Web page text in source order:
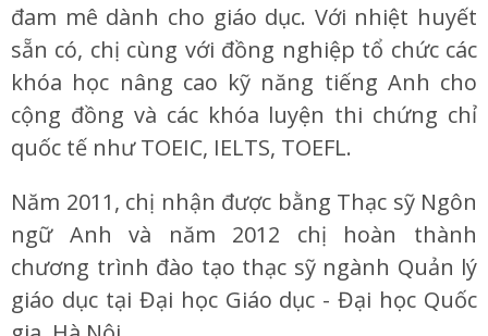
đam mê dành cho giáo dục. Với nhiệt huyết
sẵn có, chị cùng với đồng nghiệp tổ chức các
khóa học nâng cao kỹ năng tiếng Anh cho
cộng đồng và các khóa luyện thi chứng chỉ
quốc tế như TOEIC, IELTS, TOEFL.
Năm 2011, chị nhận được bằng Thạc sỹ Ngôn
ngữ Anh và năm 2012 chị hoàn thành
chương trình đào tạo thạc sỹ ngành Quản lý
giáo dục tại Đại học Giáo dục - Đại học Quốc